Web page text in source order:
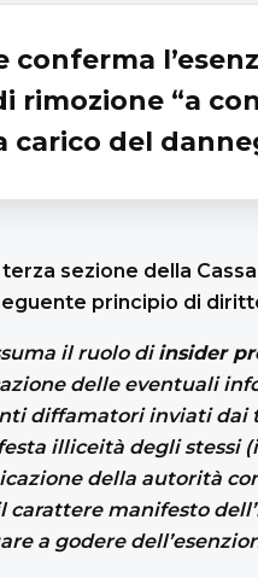
“a
carico del
sezione della
principio di
il ruolo diinsider
delle eventuali
diffamatori inviati dai
illiceità degli stessi
della autorità
carattere manifesto
a godere